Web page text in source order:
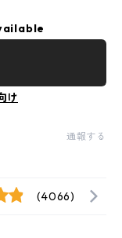
け
通報する
(4066)